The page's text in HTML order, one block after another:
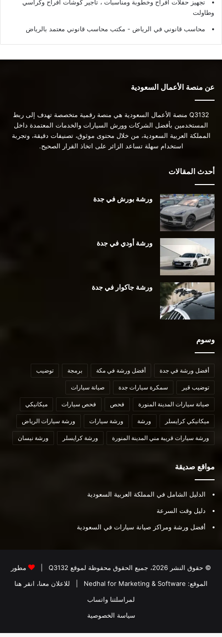
تجهيز حفلات افراح وخطوبة ومناسبات ، تأجير كوشات افراح وكراسي
وطاولت
محاسب قانوني في الرياض - مكتب محاسب قانوني معتمد بالرياض
عن منصة الأعمال السعودية
Q3132 منصة الأعمال السعودية هي منصة رقمية متخصصة تهدف إلى ربط
المستخدمين بأفضل الشركات وورش السيارات والخدمات المعتمدة داخل
المملكة العربية السعودية، من خلال محتوى موثوق، تصنيفات دقيقة، وتجربة
استخدام سهلة تساعد الزائر على اتخاذ القرار الصحيح.
أحدث المقالات
ورشة بورش في جدة
ورشة أودي في جدة
ورشة جاكوار في جدة
وسوم
أفضل ورشة في جدة أفضل ورشة في مكة برمجة توضيب
توضيب قير سمكرة سيارات جدة صيانة سيارات
صيانة سيارات المدينة المنورة فحص فحص سيارات ميكانيكي
ميكانيكي كرايسلر ورشة ورشة سيارات ورشة سيارات الرياض
ورشة سيارات قريبة مني المدينة المنورة ورشة كرايسلر ورشة نيسان
مواقع صديقة
الدليل الشامل في المملكة العربية السعودية
دليل وقت السرعة
أفضل ورشة ومراكز صيانة سيارات في السعودية
© حقوق النشر 2026، جميع الحقوق محفوظة لموقع Q3132
مطور
الموقع: Nedhal for Marketing & Software
للاعلان معنا، انقر هنا
لمراسلتنا واتساب
سياسة الخصوصية